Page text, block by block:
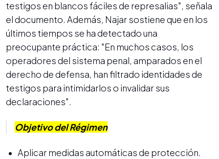
testigos en blancos fáciles de represalias", señala
el documento. Además, Najar sostiene que en los
últimos tiempos se ha detectado una
preocupante práctica: "En muchos casos, los
operadores del sistema penal, amparados en el
derecho de defensa, han filtrado identidades de
testigos para intimidarlos o invalidar sus
declaraciones".
Objetivo del Régimen
Aplicar medidas automáticas de protección.